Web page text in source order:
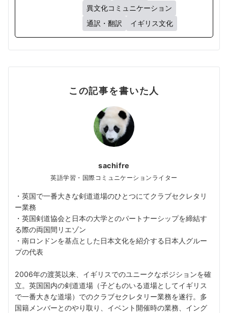
異文化コミュニケーション
通訳・翻訳
イギリス文化
この記事を書いた人
sachifre
英語学習・国際コミュニケーションライター
・英国で一番大きな剣道道場のひとつにてクラブセクレタリ
ー業務
・英国剣道協会と日本の大学とのパートナーシップを締結す
る際の両国間リエゾン
・南ロンドンを基点とした日本文化を紹介する日本人グルー
プの代表
2006年の渡英以来、イギリスでのユニークなポジションを確
立。英国国内の剣道道場（子どものいる道場としてイギリス
で一番大きな道場）でのクラブセクレタリー業務を遂行。多
国籍メンバーとのやり取り、イベント開催時の業務、イング